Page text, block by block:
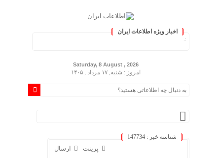
اخبار ویژه اطلاعات ایران
Saturday, 8 August , 2026
امروز : شنبه, ۱۷ مرداد , ۱۴۰۵
شناسه خبر : 147734
ارسال پرینت